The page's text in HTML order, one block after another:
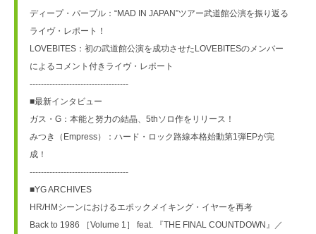
ディープ・パープル：“MAD IN JAPAN”ツアー武道館公演を振り返る
ライヴ・レポート！
LOVEBITES：初の武道館公演を成功させたLOVEBITESのメンバー
によるコメント付きライヴ・レポート
-----------------------------------
■最新インタビュー
ガス・G：本能と努力の結晶、5thソロ作をリリース！
みつき（Empress）：ハード・ロック路線本格始動第1弾EPが完
成！
-----------------------------------
■YG ARCHIVES
HR/HMシーンにおけるエポックメイキング・イヤーを再考
Back to 1986 ［Volume 1］ feat. 『THE FINAL COUNTDOWN』／